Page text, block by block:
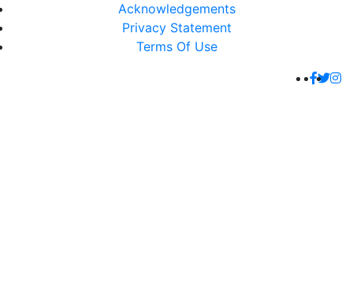
Acknowledgements
Privacy Statement
Terms Of Use